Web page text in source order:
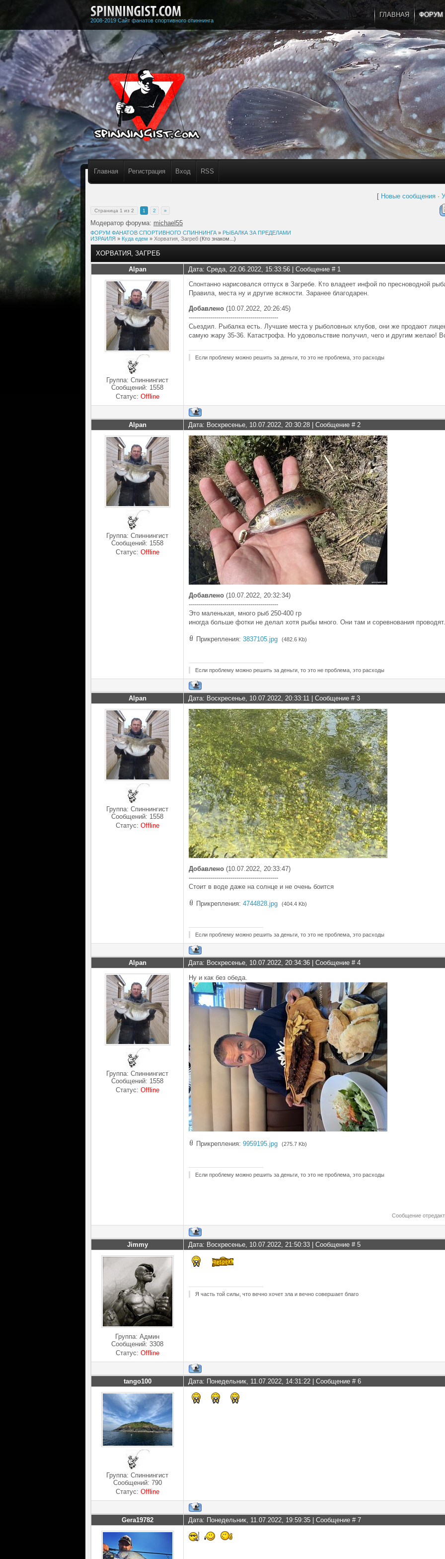
2008-2019 Сайт фанатов спортивного спиннинга
ГЛАВНАЯ ФОРУМ
Главная Регистрация Вход RSS
[ Новые сообщения ·
Страница 1 из 2 1 2 »
Модератор форума: michael55
ФОРУМ ФАНАТОВ СПОРТИВНОГО СПИННИНГА » РЫБАЛКА ЗА ПРЕДЕЛАМИ
ИЗРАИЛЯ » Куда едем » Хорватия, Загреб (Кто знаком...)
ХОРВАТИЯ, ЗАГРЕБ
Alpan Дата: Среда, 22.06.2022, 15:33:56 | Сообщение # 1
Группа: Спиннингист
Сообщений: 1558
Статус: Offline
Спонтанно нарисовался отпуск в Загребе. Кто владеет инфой по пресноводной
Правила, места ну и другие всякости. Заранее благодарен.
Добавлено (10.07.2022, 20:26:45)
---------------------------------------------
Сьездил. Рыбалка есть. Лучшие места у рыболовных клубов, они же продают
самую жару 35-36. Катастрофа. Но удовольствие получил, чего и другим желаю!
Если проблему можно решить за деньги, то это не проблема, это расходы
Alpan Дата: Воскресенье, 10.07.2022, 20:30:28 | Сообщение # 2
Группа: Спиннингист
Сообщений: 1558
Статус: Offline
Добавлено (10.07.2022, 20:32:34)
---------------------------------------------
Это маленькая, много рыб 250-400 гр
иногда больше фотки не делал хотя рыбы много. Они там и соревнования проводят.
Прикрепления: 3837105.jpg (482.6 Kb)
Если проблему можно решить за деньги, то это не проблема, это расходы
Alpan Дата: Воскресенье, 10.07.2022, 20:33:11 | Сообщение # 3
Группа: Спиннингист
Сообщений: 1558
Статус: Offline
Добавлено (10.07.2022, 20:33:47)
---------------------------------------------
Стоит в воде даже на солнце и не очень боится
Прикрепления: 4744828.jpg (404.4 Kb)
Если проблему можно решить за деньги, то это не проблема, это расходы
Alpan Дата: Воскресенье, 10.07.2022, 20:34:36 | Сообщение # 4
Группа: Спиннингист
Сообщений: 1558
Статус: Offline
Ну и как без обеда.
Прикрепления: 9959195.jpg (275.7 Kb)
Если проблему можно решить за деньги, то это не проблема, это расходы
Сообщение
Jimmy Дата: Воскресенье, 10.07.2022, 21:50:33 | Сообщение # 5
Группа: Админ
Сообщений: 3308
Статус: Offline
Я часть той силы, что вечно хочет зла и вечно совершает благо
tango100 Дата: Понедельник, 11.07.2022, 14:31:22 | Сообщение # 6
Группа: Спиннингист
Сообщений: 790
Статус: Offline
Gera19782 Дата: Понедельник, 11.07.2022, 19:59:35 | Сообщение # 7